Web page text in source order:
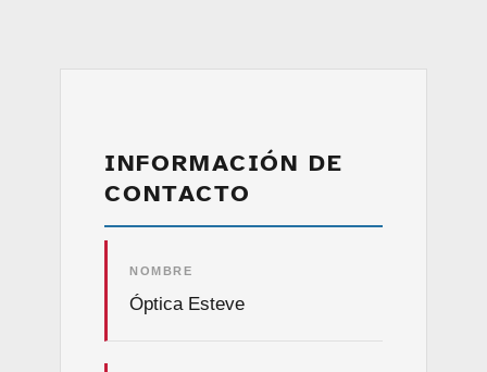
INFORMACIÓN DE
CONTACTO
NOMBRE
Óptica Esteve